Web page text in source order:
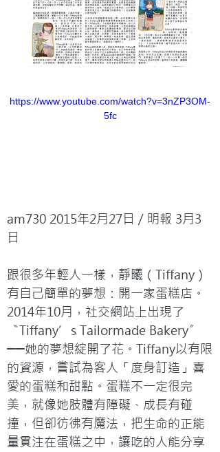
https://www.youtube.com/watch?v=3nZP3OM-
5fc
am730 2015年2月27日 / 明報 3月3
日
跟很多年輕人一樣，靜曦（Tiffany）
有自己簡單的夢想：開一家蛋糕店。
2014年10月，社交網站上出現了
〝Tiffany’s Tailormade Bakery〞
──她的夢想綻開了花。Tiffany以有限
的資源，嘗試為客人「度身訂造」喜
愛的蛋糕和甜點。蛋糕不一定很完
美，就像她肢體有障礙、成長有碰
撞，但卻彷彿有魔法，把生命的正能
量貫注在蛋糕之中，讓吃的人能分享